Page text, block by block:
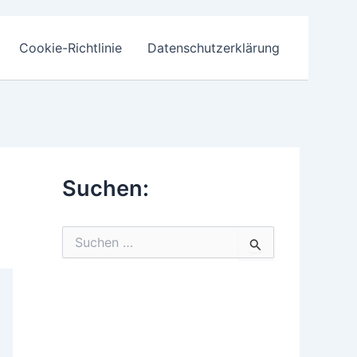
Cookie-Richtlinie Datenschutzerklärung
Suchen: